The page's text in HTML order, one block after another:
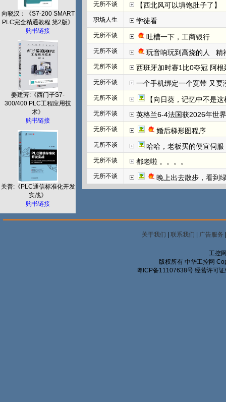
向晓汉：《S7-200 SMART
PLC完全精通教程 第2版》
购书链接
姜建芳:《西门子S7-
300/400 PLC工程应用技
术》
购书链接
关普:《PLC通信标准化开发
实战》
购书链接
无所不谈 【西北风可以填饱肚子了】
职场人生 学徒看
无所不谈 吐槽一下，工商银行
无所不谈 玩音响玩到高烧的人   精
无所不谈 西班牙加时赛1比0夺冠 阿
无所不谈 一个手机绑定一个宽带 又要
无所不谈 【向日葵，记忆中不是
无所不谈 英格兰6-4法国获2026年世
无所不谈 婚后梯形图程序
无所不谈 哈哈，老板买的便宜伺
无所不谈 都老啦 。。。。
无所不谈 晚上出去散步，看到
关于我们 | 联系我们 | 广告服务
工控
版权所有 中华工控网
粤ICP备11107638号 经营许可